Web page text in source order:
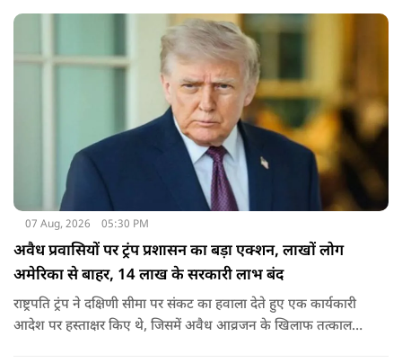
07 Aug, 2026 05:30 PM
अवैध प्रवासियों पर ट्रंप प्रशासन का बड़ा एक्शन, लाखों लोग
अमेरिका से बाहर, 14 लाख के सरकारी लाभ बंद
राष्ट्रपति ट्रंप ने दक्षिणी सीमा पर संकट का हवाला देते हुए एक कार्यकारी
आदेश पर हस्ताक्षर किए थे, जिसमें अवैध आव्रजन के खिलाफ तत्काल